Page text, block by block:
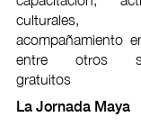
acompañamiento
entre otros
gratuitos
La Jornada Maya